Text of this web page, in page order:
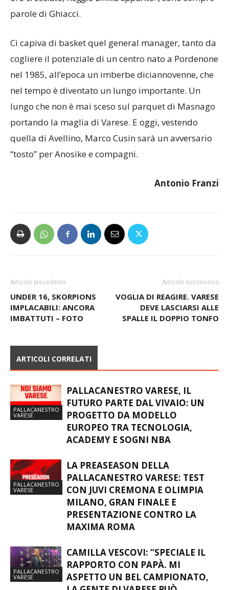
parole di Ghiacci.
Ci capiva di basket quel general manager, tanto da
cogliere il potenziale di un centro nato a Pordenone
nel 1985, all’epoca un imberbe diciannovenne, che
nel tempo è diventato un lungo importante. Un
lungo che non è mai sceso sul parquet di Masnago
portando la maglia di Varese. E oggi, vestendo
quella di Avellino, Marco Cusin sarà un avversario
“tosto” per Anosike e compagni.
Antonio Franzi
Articolo precedente
UNDER 16, SKORPIONS
IMPLACABILI: ANCORA
IMBATTUTI – FOTO
Articolo successivo
VOGLIA DI REAGIRE. VARESE
DEVE LASCIARSI ALLE
SPALLE IL DOPPIO TONFO
ARTICOLI CORRELATI
PALLACANESTRO
VARESE
PALLACANESTRO VARESE, IL
FUTURO PARTE DAL VIVAIO: UN
PROGETTO DA MODELLO
EUROPEO TRA TECNOLOGIA,
ACADEMY E SOGNI NBA
PALLACANESTRO
VARESE
LA PREASEASON DELLA
PALLACANESTRO VARESE: TEST
CON JUVI CREMONA E OLIMPIA
MILANO, GRAN FINALE E
PRESENTAZIONE CONTRO LA
MAXIMA ROMA
PALLACANESTRO
VARESE
CAMILLA VESCOVI: “SPECIALE IL
RAPPORTO CON PAPÀ. MI
ASPETTO UN BEL CAMPIONATO,